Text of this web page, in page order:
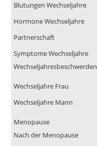
Blutungen Wechseljahre
Hormone Wechseljahre
Partnerschaft
Symptome Wechseljahre
Wechseljahresbeschwerden
Wechseljahre Frau
Wechseljahre Mann
Menopause
Nach der Menopause